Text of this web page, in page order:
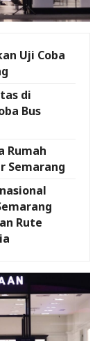
Uji Coba
di
Bus
Rumah
Semarang
Rute